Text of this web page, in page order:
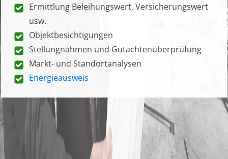
Ermittlung Beleihungswert, Versicherungswert
usw.
Objektbesichtigungen
Stellungnahmen und Gutachtenüberprüfung
Markt- und Standortanalysen
Energieausweis